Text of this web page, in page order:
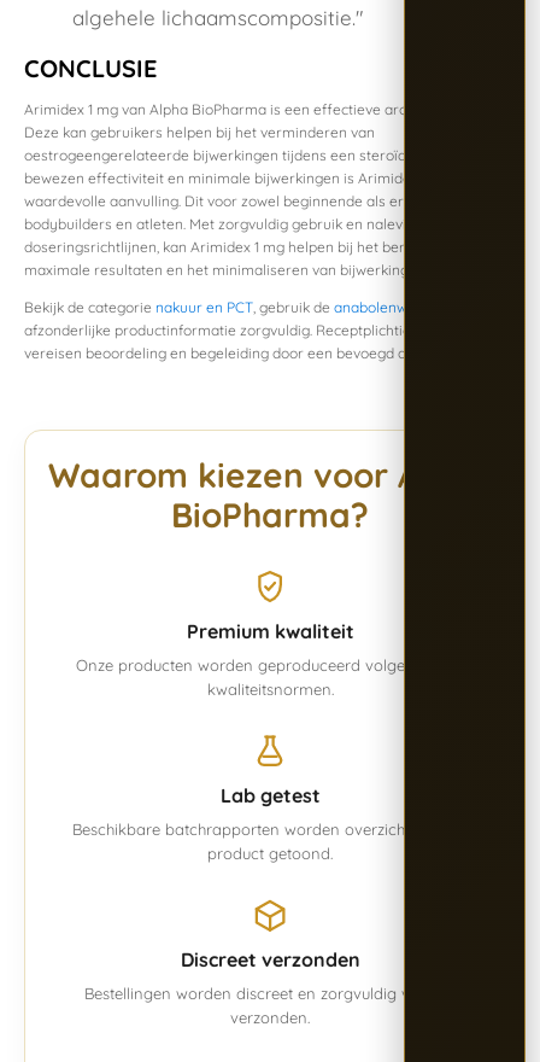
algehele lichaamscompositie."
CONCLUSIE
Arimidex 1 mg van Alpha BioPharma is een effectieve aromataseremmer.
Deze kan gebruikers helpen bij het verminderen van
oestrogeengerelateerde bijwerkingen tijdens een steroïdecyclus. Met zijn
bewezen effectiviteit en minimale bijwerkingen is Arimidex een
waardevolle aanvulling. Dit voor zowel beginnende als ervaren
bodybuilders en atleten. Met zorgvuldig gebruik en naleving van
doseringsrichtlijnen, kan Arimidex 1 mg helpen bij het bereiken van
maximale resultaten en het minimaliseren van bijwerkingen.
Bekijk de categorie nakuur en PCT, gebruik de anabolenwijzer
afzonderlijke productinformatie zorgvuldig. Receptplichtige middelen
vereisen beoordeling en begeleiding door een bevoegd arts of apotheker.
Waarom kiezen voor Alpha
BioPharma?
Premium kwaliteit
Onze producten worden geproduceerd volgens vaste
kwaliteitsnormen.
Lab getest
Beschikbare batchrapporten worden overzichtelijk per
product getoond.
Discreet verzonden
Bestellingen worden discreet en zorgvuldig verpakt
verzonden.